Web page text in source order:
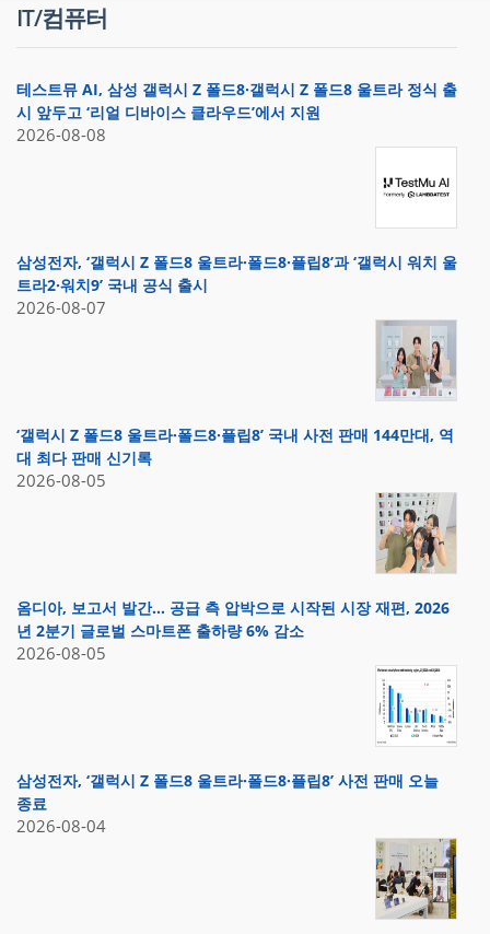
IT/컴퓨터
테스트뮤 AI, 삼성 갤럭시 Z 폴드8·갤럭시 Z 폴드8 울트라 정식 출
시 앞두고 ‘리얼 디바이스 클라우드’에서 지원
2026-08-08
삼성전자, ‘갤럭시 Z 폴드8 울트라·폴드8·플립8’과 ‘갤럭시 워치 울
트라2·워치9’ 국내 공식 출시
2026-08-07
‘갤럭시 Z 폴드8 울트라·폴드8·플립8’ 국내 사전 판매 144만대, 역
대 최다 판매 신기록
2026-08-05
옴디아, 보고서 발간… 공급 측 압박으로 시작된 시장 재편, 2026
년 2분기 글로벌 스마트폰 출하량 6% 감소
2026-08-05
삼성전자, ‘갤럭시 Z 폴드8 울트라·폴드8·플립8’ 사전 판매 오늘
종료
2026-08-04